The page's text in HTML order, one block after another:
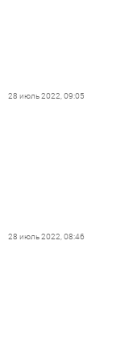
28 июль 2022, 09:05
28 июль 2022, 08:46